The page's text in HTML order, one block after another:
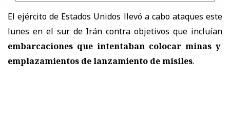
El ejército de Estados Unidos llevó a cabo ataques este
lunes en el sur de Irán contra objetivos que incluían
embarcaciones que intentaban colocar minas y
emplazamientos de lanzamiento de misiles.